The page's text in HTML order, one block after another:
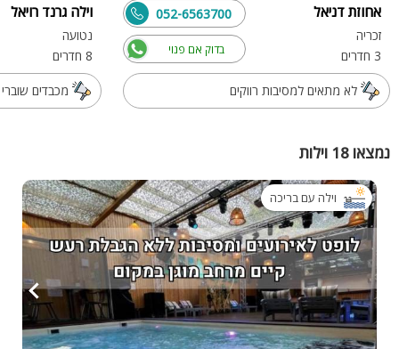
אחוזת דניאל
זכריה
3 חדרים
בדוק אם פנוי
052-6563700
לא מתאים למסיבות רווקים
וילה גרנד רויאל
נטועה
8 חדרים
מכבדים
נמצאו 18 וילות
וילה עם בריכה